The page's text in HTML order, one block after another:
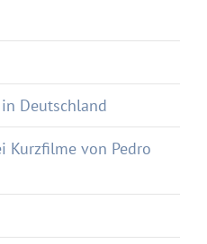
Deutschland
Kurzfilme von Pedro